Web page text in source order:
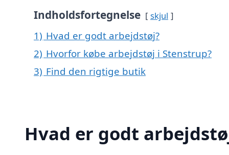
Indholdsfortegnelse skjul
1) Hvad er godt arbejdstøj?
2) Hvorfor købe arbejdstøj i Stenstrup?
3) Find den rigtige butik
Hvad er godt